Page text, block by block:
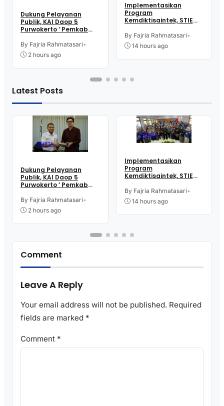
Dukung Pelayanan
Publik, KAI Daop 5
Purwokerto ‘ Pemkab
Bersinergi
By Fajria Rahmatasari•
2 hours ago
Implementasikan
Program
Kemdiktisaintek, STIE
Gelar Bina Talenta
Indonesia
By Fajria Rahmatasari•
14 hours ago
Latest Posts
BERITA
Dukung Pelayanan
Publik, KAI Daop 5
Purwokerto ‘ Pemkab
Bersinergi
By Fajria Rahmatasari•
2 hours ago
BERITA
Implementasikan
Program
Kemdiktisaintek, STIE
Gelar Bina Talenta
Indonesia
By Fajria Rahmatasari•
14 hours ago
Comment
Leave A Reply
Your email address will not be published. Required
fields are marked *
Comment *